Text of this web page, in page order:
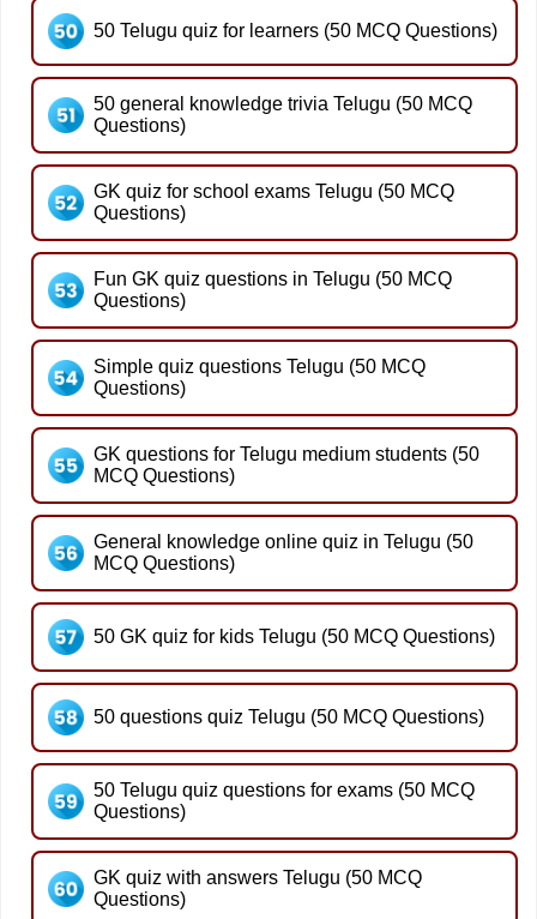
50 Telugu quiz for learners (50 MCQ Questions)
50 general knowledge trivia Telugu (50 MCQ
Questions)
GK quiz for school exams Telugu (50 MCQ
Questions)
Fun GK quiz questions in Telugu (50 MCQ
Questions)
Simple quiz questions Telugu (50 MCQ
Questions)
GK questions for Telugu medium students (50
MCQ Questions)
General knowledge online quiz in Telugu (50
MCQ Questions)
50 GK quiz for kids Telugu (50 MCQ Questions)
50 questions quiz Telugu (50 MCQ Questions)
50 Telugu quiz questions for exams (50 MCQ
Questions)
GK quiz with answers Telugu (50 MCQ
Questions)